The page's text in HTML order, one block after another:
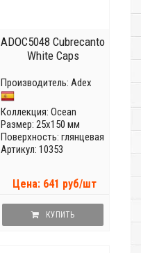
ADOC5048 Cubrecanto
White Caps
Производитель: Adex
Коллекция: Ocean
Размер: 25x150 мм
Поверхность: глянцевая
Артикул: 10353
Цена: 641 руб/шт
КУПИТЬ